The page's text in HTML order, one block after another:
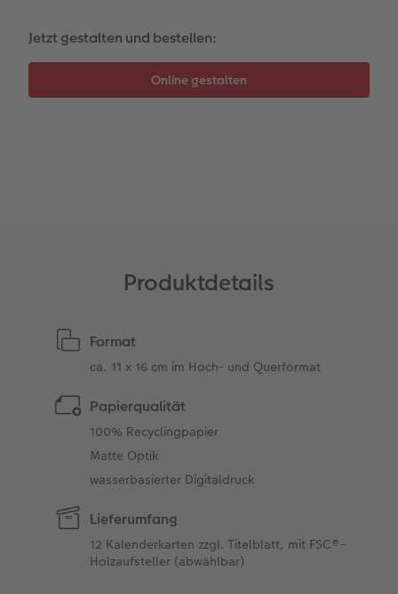
Kundengeschichten
Coffeetable Book «Art Collection»
Mehrteiler
Wandgestaltung
Foto-Leckerlidose
Neuheiten
Jetzt gestalten und bestellen:
Produktdetails
Format
ca. 11 x 16 cm im Hoch- und Querformat
Papierqualität
100% Recyclingpapier
Matte Optik
wasserbasierter Digitaldruck
Lieferumfang
12 Kalenderkarten zzgl. Titelblatt, mit FSC®-
Holzaufsteller (abwählbar)